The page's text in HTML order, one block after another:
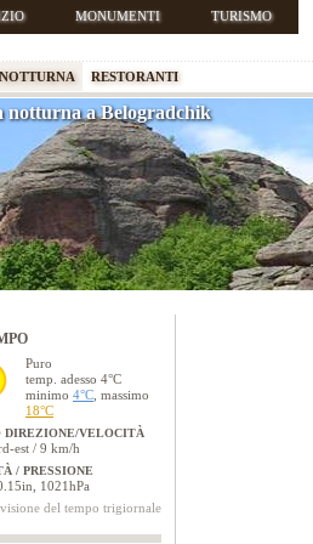
notturna a Belogradchik
Puro
temp. adesso 4°C
minimo 4°C , massimo
18°C
DIREZIONE/VELOCITÀ
est / 9 km/h
/ PRESSIONE
1021hPa
del tempo trigiornale
MONUMENTI TURISMO
RESTORANTI